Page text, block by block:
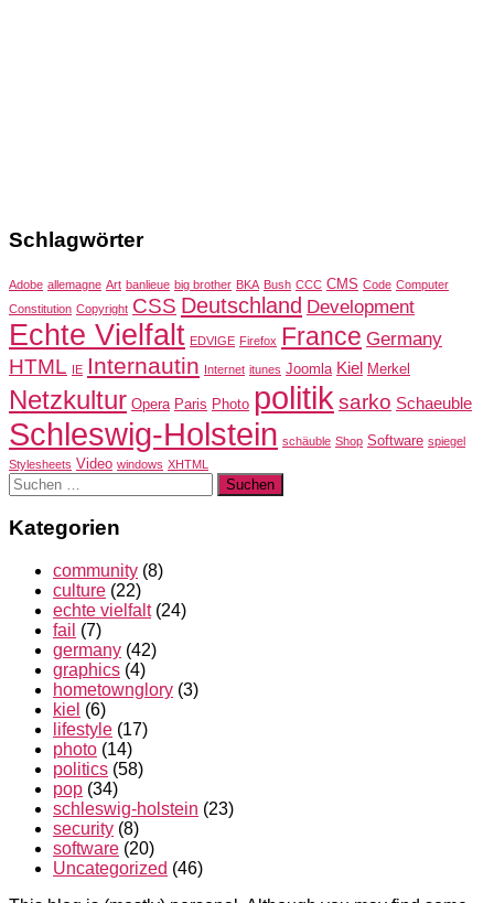
Schlagwörter
Adobe allemagne Art banlieue big brother BKA Bush CCC CMS Code Computer
Constitution Copyright CSS Deutschland Development
Echte Vielfalt EDVIGE Firefox France Germany
HTML IE Internautin Internet itunes Joomla Kiel Merkel
Netzkultur Opera Paris Photo politik sarko Schaeuble
Schleswig-Holstein schäuble Shop Software spiegel
Stylesheets Video windows XHTML
Suchen
nach:
Kategorien
community (8)
culture (22)
echte vielfalt(24)
fail (7)
germany (42)
graphics (4)
hometownglory (3)
kiel (6)
lifestyle (17)
photo (14)
politics (58)
pop (34)
schleswig-holstein (23)
security (8)
software (20)
Uncategorized (46)